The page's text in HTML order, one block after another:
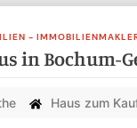
-
in Bochum-
Haus zum